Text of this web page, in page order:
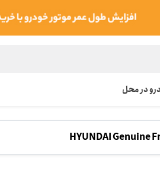
در محل
HYUNDAI Genuine